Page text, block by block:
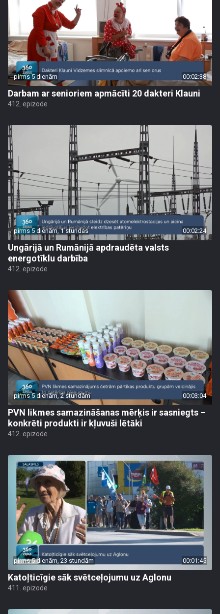
pirms 5 dienām 00:02:38
Darbam ar senioriem apmācīti 20 dakteri Klauni
412. epizode
pirms 5 dienām, 1 stundas 00:02:24
Ungārijā un Rumānijā apdraudēta valsts
energotīklu darbība
412. epizode
pirms 5 dienām, 2 stundām 00:03:04
PVN likmes samazināšanas mērķis ir sasniegts –
konkrēti produkti ir kļuvuši lētāki
412. epizode
pirms 5 dienām, 23 stundām 00:01:45
Katoļticīgie sāk svētceļojumu uz Aglonu
411. epizode